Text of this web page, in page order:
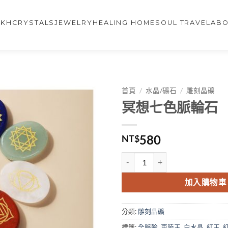
CRYSTALSJEWELRY HEALING HOME SOUL TRAVEL
首頁 / 水晶/礦石 / 雕刻晶礦
冥想七色脈輪石
NT$580
加入購物車
分類: 雕刻晶礦